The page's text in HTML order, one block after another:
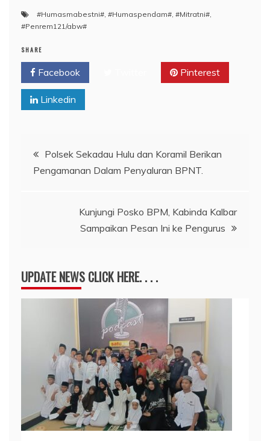
#Humasmabestni# #Humaspendam# #Mitratni#
#Penrem121/abw#
SHARE
Facebook Pinterest
Linkedin
Navigasi
pos
Polsek Sekadau Hulu dan Koramil Berikan
Pengamanan Dalam Penyaluran BPNT.
Kunjungi Posko BPM, Kabinda Kalbar
Sampaikan Pesan Ini ke Pengurus
UPDATE NEWS CLICK HERE. . . .